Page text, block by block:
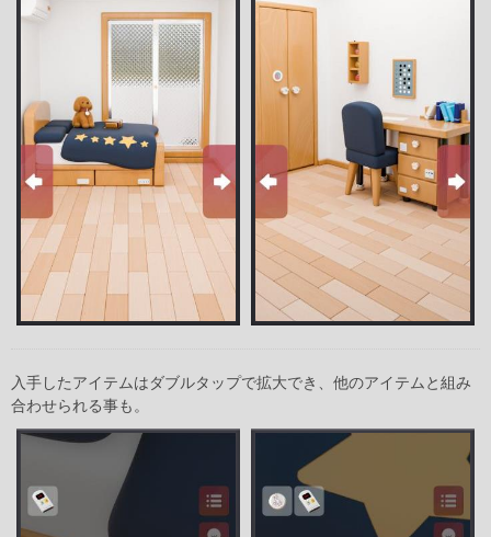
入手したアイテムはダブルタップで拡大でき、他のアイテムと組み
合わせられる事も。